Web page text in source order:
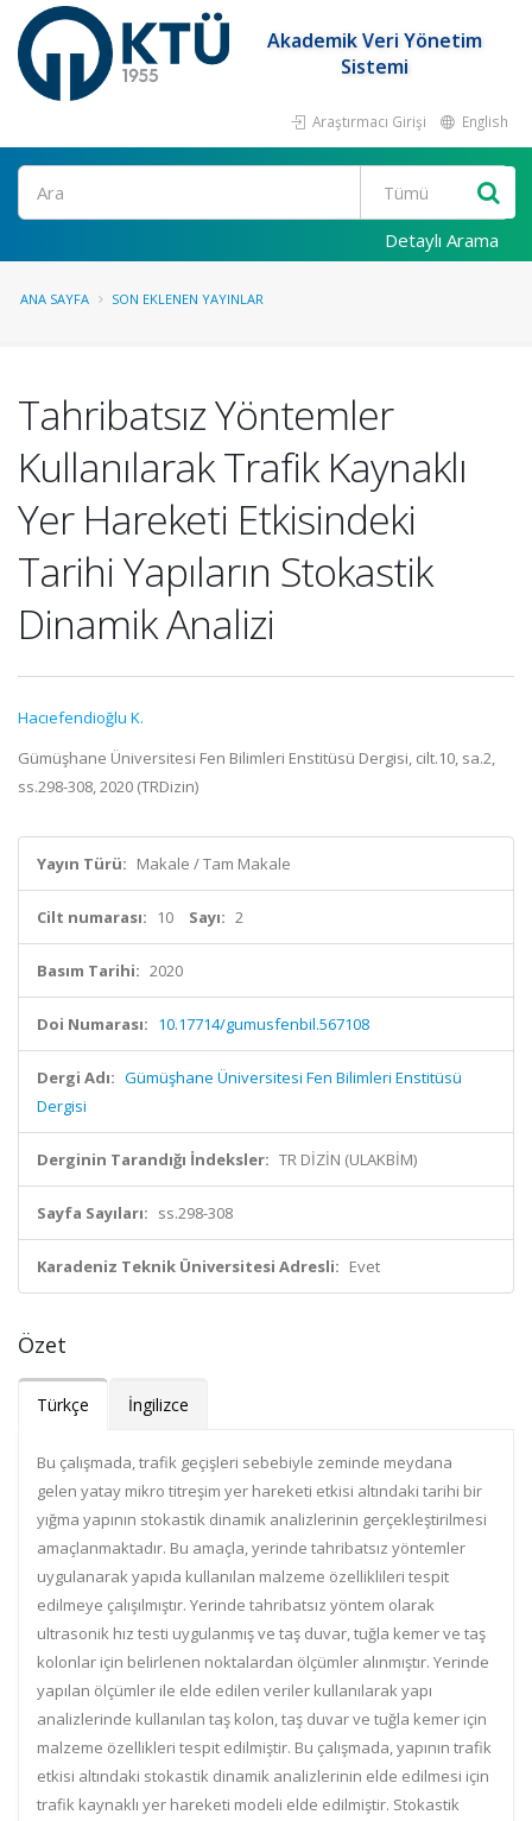
Akademik Veri Yönetim
Sistemi
Araştırmacı Girişi English
Ara
Detaylı Arama
ANA SAYFA SON EKLENEN YAYINLAR
Tahribatsız Yöntemler
Kullanılarak Trafik Kaynaklı
Yer Hareketi Etkisindeki
Tarihi Yapıların Stokastik
Dinamik Analizi
Hacıefendioğlu K.
Gümüşhane Üniversitesi Fen Bilimleri Enstitüsü Dergisi, cilt.10, sa.2,
ss.298-308, 2020 (TRDizin)
Yayın Türü: Makale / Tam Makale
Cilt numarası: 10 Sayı: 2
Basım Tarihi: 2020
Doi Numarası: 10.17714/gumusfenbil.567108
Dergi Adı: Gümüşhane Üniversitesi Fen Bilimleri Enstitüsü
Dergisi
Derginin Tarandığı İndeksler: TR DİZİN (ULAKBİM)
Sayfa Sayıları: ss.298-308
Karadeniz Teknik Üniversitesi Adresli: Evet
Özet
Türkçe İngilizce
Bu çalışmada, trafik geçişleri sebebiyle zeminde meydana
gelen yatay mikro titreşim yer hareketi etkisi altındaki tarihi bir
yığma yapının stokastik dinamik analizlerinin gerçekleştirilmesi
amaçlanmaktadır. Bu amaçla, yerinde tahribatsız yöntemler
uygulanarak yapıda kullanılan malzeme özelliklileri tespit
edilmeye çalışılmıştır. Yerinde tahribatsız yöntem olarak
ultrasonik hız testi uygulanmış ve taş duvar, tuğla kemer ve taş
kolonlar için belirlenen noktalardan ölçümler alınmıştır. Yerinde
yapılan ölçümler ile elde edilen veriler kullanılarak yapı
analizlerinde kullanılan taş kolon, taş duvar ve tuğla kemer için
malzeme özellikleri tespit edilmiştir. Bu çalışmada, yapının trafik
etkisi altındaki stokastik dinamik analizlerinin elde edilmesi için
trafik kaynaklı yer hareketi modeli elde edilmiştir. Stokastik